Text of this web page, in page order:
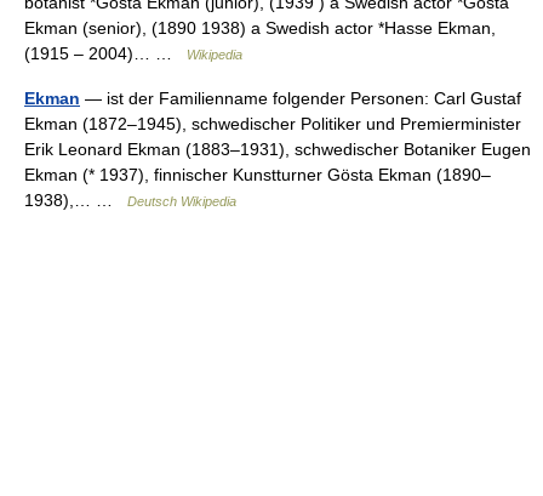
Ekman (senior), (1890 1938) a Swedish actor *Hasse Ekman,
(1915 – 2004)… …
Wikipedia
Ekman — ist der Familienname folgender Personen: Carl Gustaf
Ekman (1872–1945), schwedischer Politiker und Premierminister
Erik Leonard Ekman (1883–1931), schwedischer Botaniker Eugen
Ekman (* 1937), finnischer Kunstturner Gösta Ekman (1890–
1938),… …
Deutsch Wikipedia